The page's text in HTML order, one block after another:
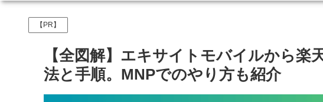
【PR】
【全図解】エキサイトモバイルから
法と手順。MNPでのやり方も紹介